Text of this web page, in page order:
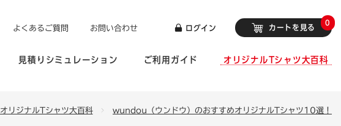
よくあるご質問 お問い合わせ ログイン カートを見る
0
見積りシミュレーション ご利用ガイド オリジナルTシャツ大百科
オリジナルTシャツ大百科 wundou（ウンドウ）のおすすめオリジナルTシャツ10選！